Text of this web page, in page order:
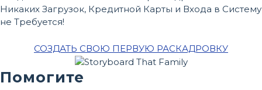
Никаких Загрузок, Кредитной Карты и Входа в Систему
не Требуется!
СОЗДАТЬ СВОЮ ПЕРВУЮ РАСКАДРОВКУ
Помогите